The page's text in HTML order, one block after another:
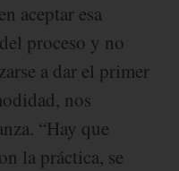
aceptar esa
proceso y no
a dar el primer
nos
“Hay que
la práctica, se